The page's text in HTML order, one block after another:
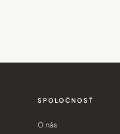
SPOLOČNOSŤ
O nás